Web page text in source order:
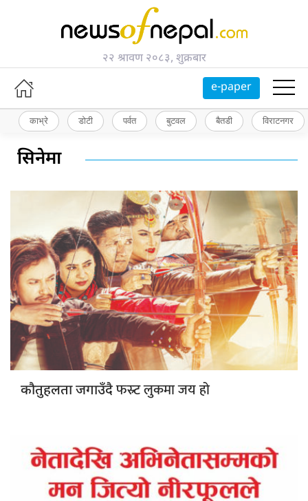
२२ श्रावण २०८३, शुक्रबार
e-paper
काभ्रे डोटी पर्वत बुटवल बैतडी विराटनगर
सिनेमा
कौतुहलता जगाउँदैफस्र्ट लुकमा जय हो